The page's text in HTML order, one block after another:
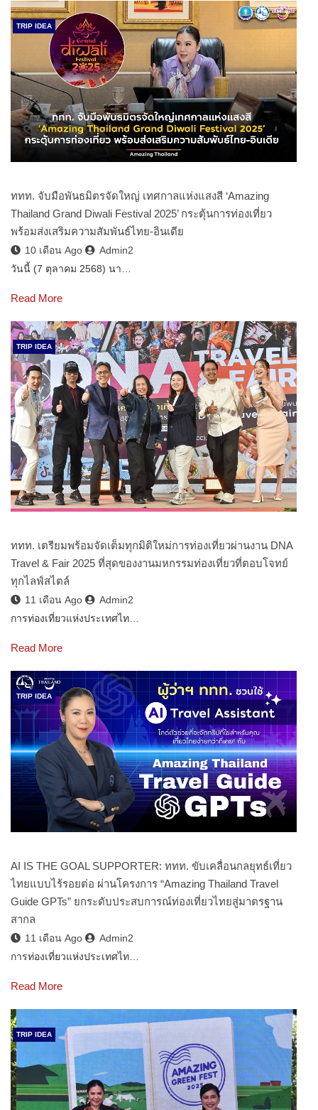
TRIP IDEA
ททท. จับมือพันธมิตรจัดใหญ่ เทศกาลแห่งแสงสี ‘Amazing
Thailand Grand Diwali Festival 2025’ กระตุ้นการท่องเที่ยว
พร้อมส่งเสริมความสัมพันธ์ไทย-อินเดีย
10 เดือน Ago
Admin2
วันนี้ (7 ตุลาคม 2568) นา…
Read More
TRIP IDEA
ททท. เตรียมพร้อมจัดเต็มทุกมิติใหม่การท่องเที่ยวผ่านงาน DNA
Travel & Fair 2025 ที่สุดของงานมหกรรมท่องเที่ยวที่ตอบโจทย์
ทุกไลฟ์สไตล์
11 เดือน Ago
Admin2
การท่องเที่ยวแห่งประเทศไท…
Read More
TRIP IDEA
AI IS THE GOAL SUPPORTER: ททท. ขับเคลื่อนกลยุทธ์เที่ยว
ไทยแบบไร้รอยต่อ ผ่านโครงการ “Amazing Thailand Travel
Guide GPTs” ยกระดับประสบการณ์ท่องเที่ยวไทยสู่มาตรฐาน
สากล
11 เดือน Ago
Admin2
การท่องเที่ยวแห่งประเทศไท…
Read More
TRIP IDEA